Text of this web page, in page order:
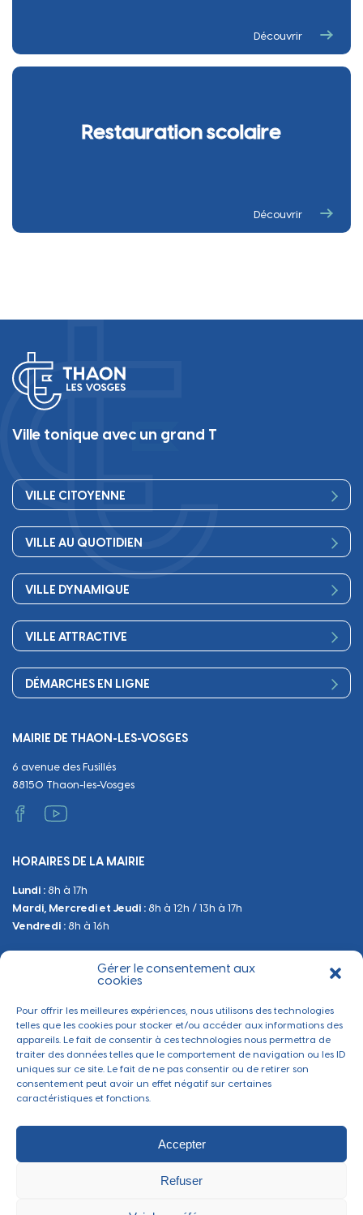
Gérer le consentement aux
cookies
Pour offrir les meilleures expériences, nous utilisons des technologies
telles que les cookies pour stocker et/ou accéder aux informations des
appareils. Le fait de consentir à ces technologies nous permettra de
traiter des données telles que le comportement de navigation ou les ID
uniques sur ce site. Le fait de ne pas consentir ou de retirer son
consentement peut avoir un effet négatif sur certaines
caractéristiques et fonctions.
Accepter
Refuser
Découvrir
Restauration scolaire
Découvrir
Ville tonique avec un grand T
VILLE CITOYENNE
Conseil Municipal
Les services de la Mairie
Finances
Démocratie participative
Publications
VILLE AU QUOTIDIEN
Petite enfance
Scolarité
Périscolaire
Séniors, social, santé
Circuler
Emploi
VILLE DYNAMIQUE
Culture
Associations
Equipements
VILLE ATTRACTIVE
Commerces et artisanat
Urbanisme
Tranquillité et sécurité
DÉMARCHES EN LIGNE
Décès
Papiers et citoyenneté
Administratif et technique
Manifestations
Urbanisme
Sanitaire et Sécurité
MAIRIE DE THAON-LES-VOSGES
6 avenue des Fusillés
88150 Thaon-les-Vosges
HORAIRES DE LA MAIRIE
Lundi : 8h à 17h
Mardi, Mercredi et Jeudi : 8h à 12h / 13h à 17h
Vendredi : 8h à 16h
BESOIN D'INFORMATIONS
Contactez-nous